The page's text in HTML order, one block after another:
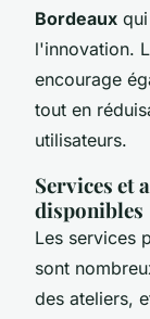
Bordeaux
l'innovation.
encourage
tout en
utilisateurs.
Services et
disponibles
Les services
sont
des ateliers,